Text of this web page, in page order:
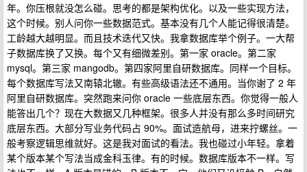
年。你压根就没怎么碰。思考的都是架构优化。以及一些实现方法，
这个时候。别人问你一些数据范式。基本没有几个人能记得很清楚。
工龄越大越明显。而且技术迭代又快。我拿数据库举个例子。一大帮
子数据库换了又换。每个又有细微差别。第一家 oracle。第二家
mysql。第三家 mangodb。第四家阿里自研数据库。同样一个目标。
每个数据库写法又南辕北辙。有些高级语法还不通用。当你谢了 2 年
阿里自研数据库。突然跑来问你 oracle 一些底层东西。你觉得一般人
能答出几个？现在大数据又几种框架。很多人并没有那么多时间研究
底层东西。大部分写业务代码占 90%。面试造航母，进来拧螺丝。一
般考察逻辑思维就好。这是我对面试的看法。我也碰过小年轻。拿着
某个版本某个写法当成金科玉律。有的时候。数据库版本不一样。写